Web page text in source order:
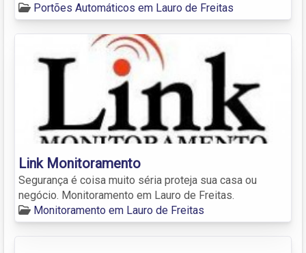
Portões Automáticos em Lauro de Freitas
Link Monitoramento
Segurança é coisa muito séria proteja sua casa ou
negócio. Monitoramento em Lauro de Freitas.
Monitoramento em Lauro de Freitas